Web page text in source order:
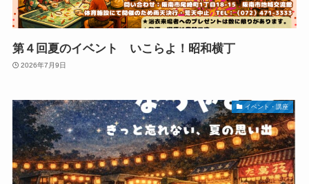
第４回夏のイベント いこらよ！昭和横丁
2026年7月9日
イベント・講座